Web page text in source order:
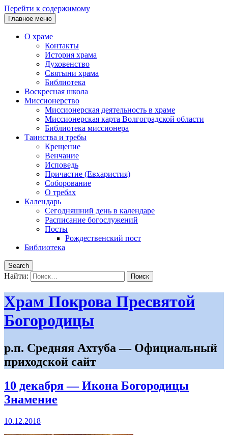
Перейти к содержимому
Главное меню
О храме
Контакты
История храма
Духовенство
Святыни храма
Библиотека
Воскресная школа
Миссионерство
Миссионерская деятельность в храме
Миссионерская карта Волгоградской области
Библиотека миссионера
Таинства и требы
Крещение
Венчание
Исповедь
Причастие (Евхаристия)
Соборование
О требах
Календарь
Сегодняшний день в календаре
Расписание богослужений
Посты
Рождественский пост
Библиотека
Search
Найти:
Храм Покрова Пресвятой
Богородицы
р.п. Средняя Ахтуба — Официальный
приходской сайт
10 декабря — Икона Богородицы
Знамение
10.12.2018